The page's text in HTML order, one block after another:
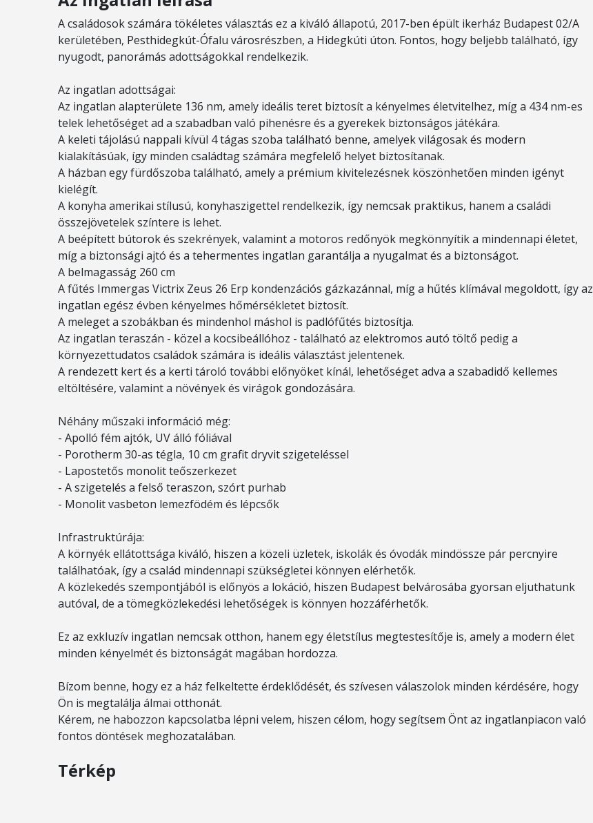
A családosok számára tökéletes választás ez a kiváló állapotú, 2017-ben épült ikerház Budapest 02/A
kerületében, Pesthidegkút-Ófalu városrészben, a Hidegkúti úton. Fontos, hogy beljebb található, így
nyugodt, panorámás adottságokkal rendelkezik.
Az ingatlan adottságai:
Az ingatlan alapterülete 136 nm, amely ideális teret biztosít a kényelmes életvitelhez, míg a 434 nm-es
telek lehetőséget ad a szabadban való pihenésre és a gyerekek biztonságos játékára.
A keleti tájolású nappali kívül 4 tágas szoba található benne, amelyek világosak és modern
kialakításúak, így minden családtag számára megfelelő helyet biztosítanak.
A házban egy fürdőszoba található, amely a prémium kivitelezésnek köszönhetően minden igényt
kielégít.
A konyha amerikai stílusú, konyhaszigettel rendelkezik, így nemcsak praktikus, hanem a családi
összejövetelek színtere is lehet.
A beépített bútorok és szekrények, valamint a motoros redőnyök megkönnyítik a mindennapi életet,
míg a biztonsági ajtó és a tehermentes ingatlan garantálja a nyugalmat és a biztonságot.
A belmagasság 260 cm
A fűtés Immergas Victrix Zeus 26 Erp kondenzációs gázkazánnal, míg a hűtés klímával megoldott, így az
ingatlan egész évben kényelmes hőmérsékletet biztosít.
A meleget a szobákban és mindenhol máshol is padlófűtés biztosítja.
Az ingatlan teraszán - közel a kocsibeállóhoz - található az elektromos autó töltő pedig a
környezettudatos családok számára is ideális választást jelentenek.
A rendezett kert és a kerti tároló további előnyöket kínál, lehetőséget adva a szabadidő kellemes
eltöltésére, valamint a növények és virágok gondozására.
Néhány műszaki információ még:
- Apolló fém ajtók, UV álló fóliával
- Porotherm 30-as tégla, 10 cm grafit dryvit szigeteléssel
- Lapostetős monolit teőszerkezet
- A szigetelés a felső teraszon, szórt purhab
- Monolit vasbeton lemezfödém és lépcsők
Infrastruktúrája:
A környék ellátottsága kiváló, hiszen a közeli üzletek, iskolák és óvodák mindössze pár percnyire
találhatóak, így a család mindennapi szükségletei könnyen elérhetők.
A közlekedés szempontjából is előnyös a lokáció, hiszen Budapest belvárosába gyorsan eljuthatunk
autóval, de a tömegközlekedési lehetőségek is könnyen hozzáférhetők.
Ez az exkluzív ingatlan nemcsak otthon, hanem egy életstílus megtestesítője is, amely a modern élet
minden kényelmét és biztonságát magában hordozza.
Bízom benne, hogy ez a ház felkeltette érdeklődését, és szívesen válaszolok minden kérdésére, hogy
Ön is megtalálja álmai otthonát.
Kérem, ne habozzon kapcsolatba lépni velem, hiszen célom, hogy segítsem Önt az ingatlanpiacon való
fontos döntések meghozatalában.
Térkép